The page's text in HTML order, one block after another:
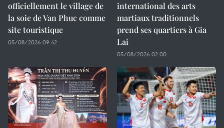
officiellement le village de
la soie de Van Phuc comme
site touristique
05/08/2026 09:42
international des arts
martiaux traditionnels
prend ses quartiers à Gia
Lai
05/08/2026 02:00